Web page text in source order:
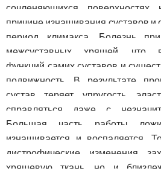
сочленяющихся поверхностях
причине изнашивания суставов
период климакса. Болезнь
межсуставных хрящей, что
функций самих суставов и
подвижность. В результате
сустав теряет упругость,
справляться даже с
Большая часть работы
изнашивается и воспаляется.
дистрофические изменения
хрящевую ткань, но и